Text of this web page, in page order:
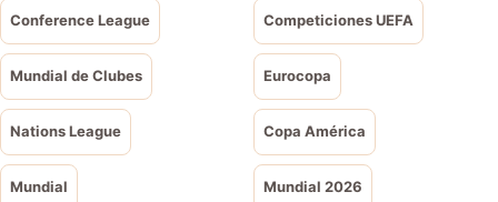
Conference League Competiciones UEFA
Mundial de Clubes Eurocopa
Nations League Copa América
Mundial Mundial 2026